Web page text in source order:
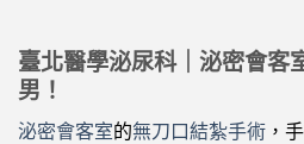
臺北醫學泌尿科｜泌密會客
男！
泌密會客室的無刀口結紮手術 ，